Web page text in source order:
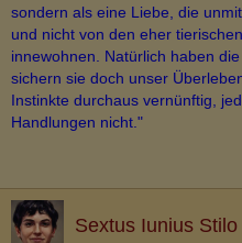
sondern als eine Liebe, die
und nicht von den eher
innewohnen. Natürlich haben
sichern sie doch unser
Instinkte durchaus vernünftig,
Handlungen nicht."
Sextus Iunius Stilo